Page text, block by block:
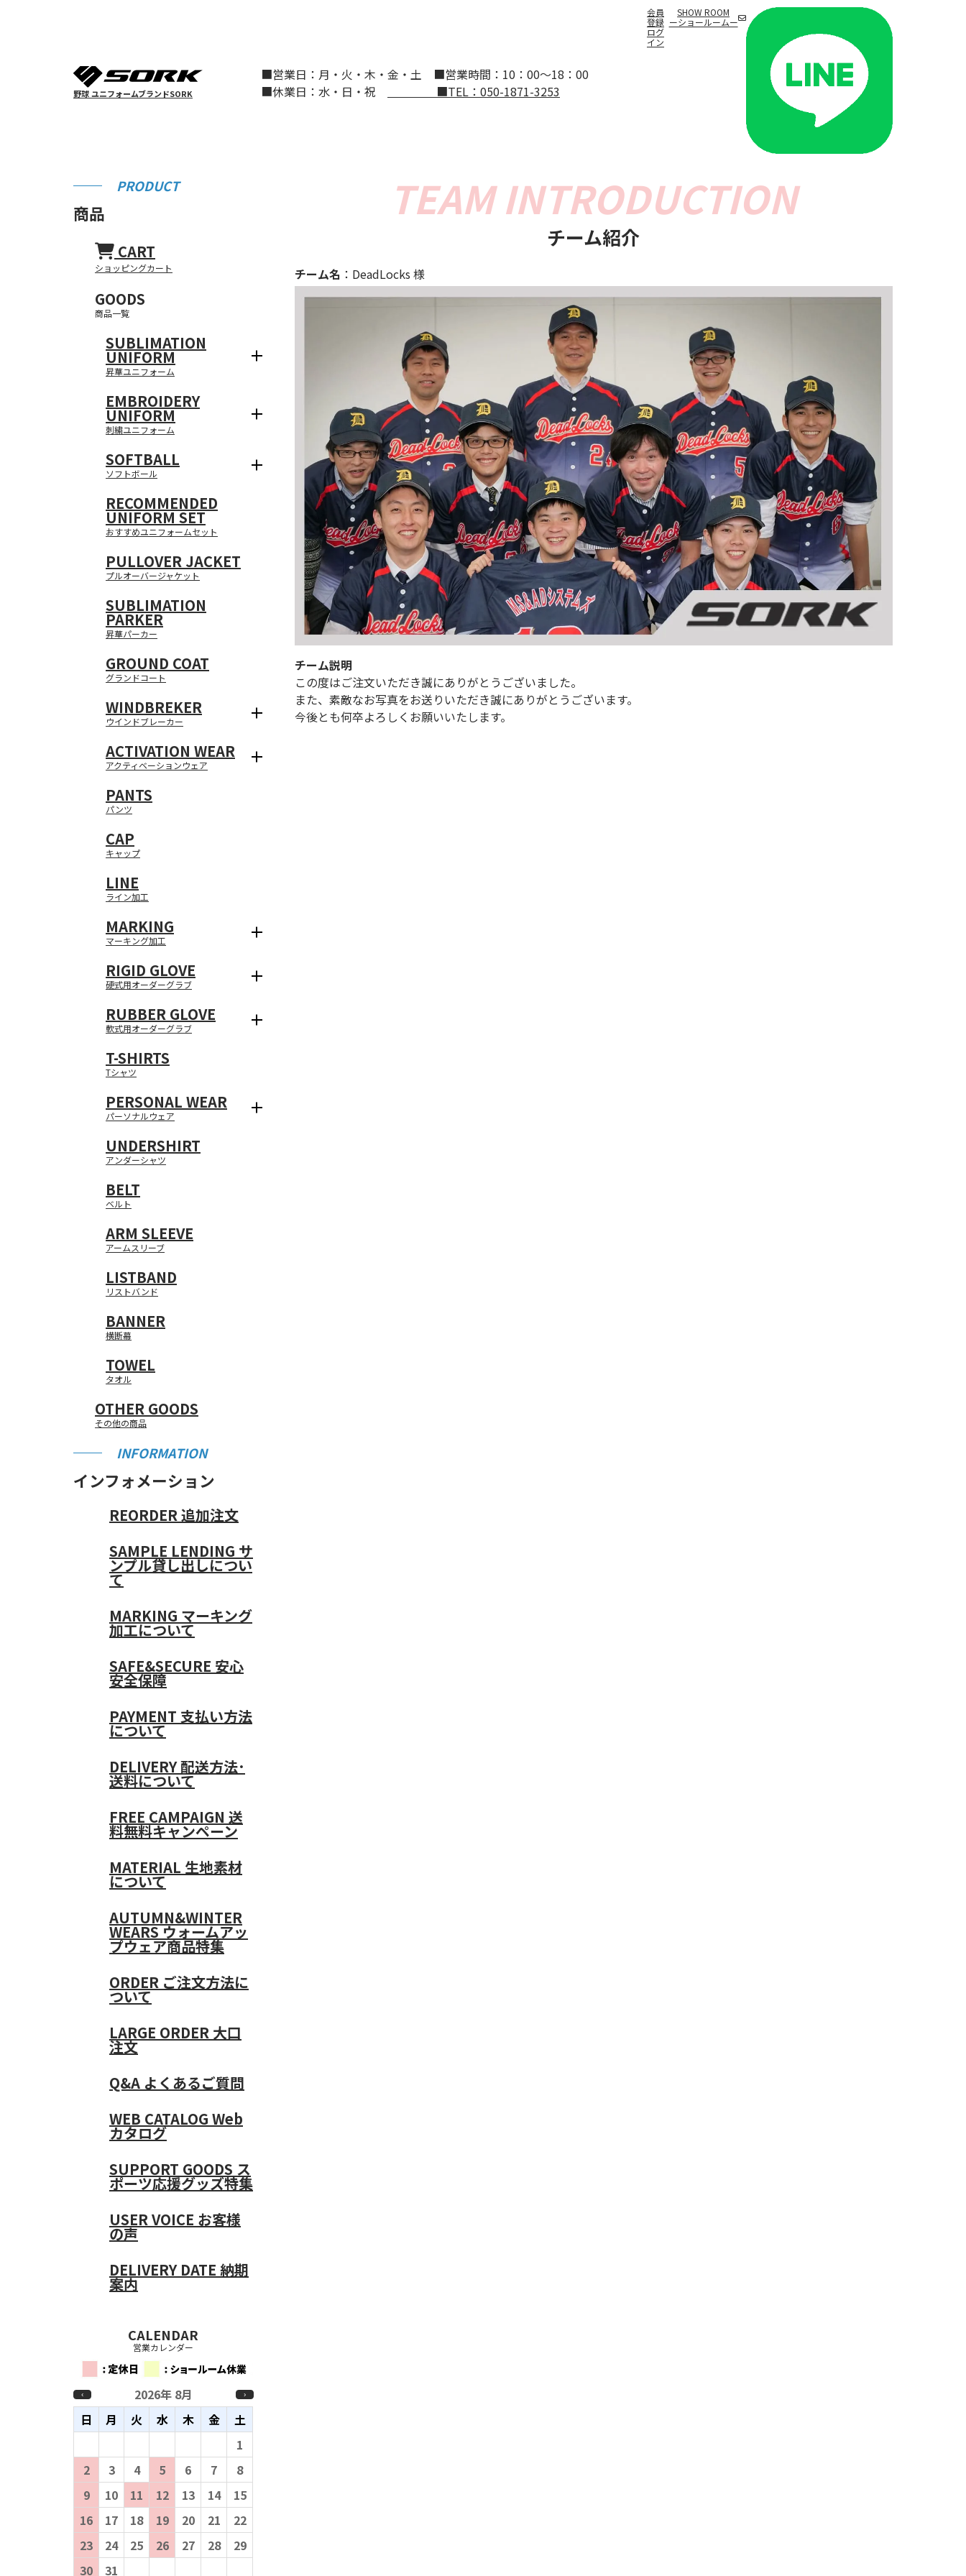
野球 ユニフォームブランドSORK
■営業日：月・火・木・金・土 ■営業時間：10：00～18：00
■休業日：水・日・祝
■TEL：050-1871-3253
会員
登録
ログ
イン
SHOW ROOM
ーショールームー
PRODUCT
商品
CART
ショッピングカート
GOODS
商品一覧
SUBLIMATION
UNIFORM
昇華ユニフォーム
EMBROIDERY
UNIFORM
刺繍ユニフォーム
SOFTBALL
ソフトボール
RECOMMENDED
UNIFORM SET
おすすめユニフォームセット
PULLOVER JACKET
プルオーバージャケット
SUBLIMATION
PARKER
昇華パーカー
GROUND COAT
グランドコート
WINDBREKER
ウインドブレーカー
ACTIVATION WEAR
アクティベーションウェア
PANTS
パンツ
CAP
キャップ
LINE
ライン加工
MARKING
マーキング加工
RIGID GLOVE
硬式用オーダーグラブ
RUBBER GLOVE
軟式用オーダーグラブ
T-SHIRTS
Tシャツ
PERSONAL WEAR
パーソナルウェア
UNDERSHIRT
アンダーシャツ
BELT
ベルト
ARM SLEEVE
アームスリーブ
LISTBAND
リストバンド
BANNER
横断幕
TOWEL
タオル
OTHER GOODS
その他の商品
INFORMATION
インフォメーション
REORDER追加注文
SAMPLE LENDING サ
ンプル貸し出しについ
て
MARKING マーキング
加工について
SAFE&SECURE 安心
安全保障
PAYMENT 支払い方法
について
DELIVERY配送方法･
送料について
FREE CAMPAIGN 送
料無料キャンペーン
MATERIAL 生地素材
について
AUTUMN&WINTER
WEARSウォームアッ
プウェア商品特集
ORDER ご注文方法に
ついて
LARGE ORDER 大口
注文
Q&A よくあるご質問
WEB CATALOG Web
カタログ
SUPPORT GOODS ス
ポーツ応援グッズ特集
USER VOICE お客様
の声
DELIVERY DATE 納期
案内
CALENDAR
営業カレンダー
‹ 2026年 8月 ›
日 月 火 水 木 金
土
1
2
3 4 5 6 7
8
9
10 11 12 13 14
15
16
17 18 19 20 21
22
23
24 25 26 27 28
29
30
31
チーム紹介
チーム名 ：DeadLocks 様
チーム説明
この度はご注文いただき誠にありがとうございました。
また、素敵なお写真をお送りいただき誠にありがとうございます。
今後とも何卒よろしくお願いいたします。